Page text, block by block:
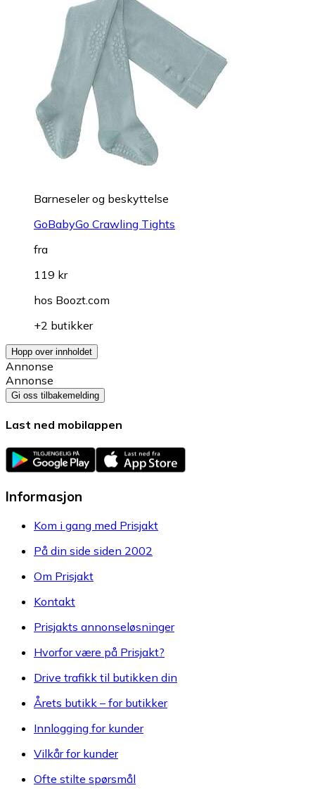
Barneseler og beskyttelse
GoBabyGo Crawling Tights
fra
119 kr
hos Boozt.com
+2 butikker
Hopp over innholdet
Annonse
Annonse
Gi oss tilbakemelding
Last ned mobilappen
Informasjon
Kom i gang med Prisjakt
På din side siden 2002
Om Prisjakt
Kontakt
Prisjakts annonseløsninger
Hvorfor være på Prisjakt?
Drive trafikk til butikken din
Årets butikk – for butikker
Innlogging for kunder
Vilkår for kunder
Ofte stilte spørsmål